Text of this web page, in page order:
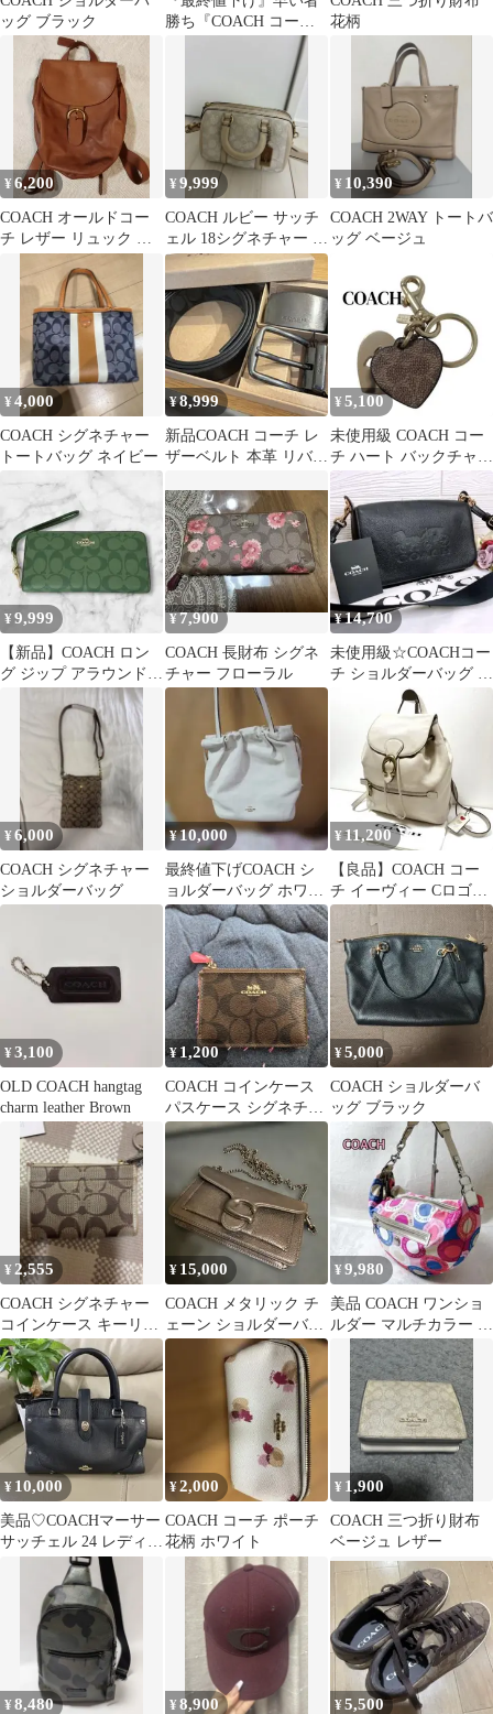
ッグ ブラック
勝ち『COACH コー
チ』レザー コインケー
花柄
¥6,200
COACH オールドコー
チ レザー リュック ブ
¥9,999
COACH ルビー サッチ
ェル 18シグネチャー シ
ョルダーバッグ レザー
¥ 10,390
COACH 2WAY トートバ
ッグ ベージュ
¥4,000
COACH シグネチャー
トートバッグ ネイビー
¥8,999
新品COACH コーチ レ
ザーベルト 本革 リバー
¥ 5,100
未使用級 COACH コー
チ ハート バックチャー
ム シグネチャー 保存袋
付
¥9,999
【新品】COACH ロン
グ ジップ アラウンド
ウォレット シグネチャ
¥7,900
COACH 長財布 シグネ
チャー フローラル
¥14,700
未使用級☆COACHコー
チ ショルダーバッグ ブ
ラック ホースアンドキ
ャリッジ
¥6,000
COACH シグネチャー
ショルダーバッグ
¥10,000
最終値下げCOACH シ
ョルダーバッグ ホワイ
ト
¥11,200
【良品】COACH コー
チ イーヴィー Cロゴ金
具 リュック アイボリー
¥3,100
OLD COACH hangtag
charm leather Brown
¥ 1,200
COACH コインケース
パスケース シグネチャ
ー ピンク
¥5,000
COACH ショルダーバ
ッグ ブラック
¥2,555
COACH シグネチャー
コインケース キーリン
グ付き
¥ 15,000
COACH メタリック チ
ェーン ショルダーバッ
グ
¥ 9,980
美品 COACH ワンショ
ルダー マルチカラー ピ
ンク ブルー ホーボー
コーチ
¥ 10,000
美品♡COACHマーサー
サッチェル 24 レディー
スハンドバッグ正規品
¥2,000
COACH コーチ ポーチ
花柄 ホワイト
¥ 1,900
COACH 三つ折り財布
ベージュ レザー
¥8,480 ¥8,900 ¥5,500